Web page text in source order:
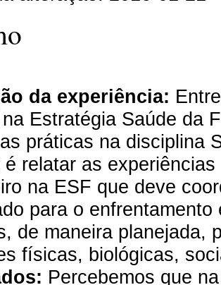
da experiência:
Estratégia Saúde da
práticas na disciplina
é relatar as
na ESF que deve
para o
de maneira planejada,
físicas, biológicas,
Percebemos que